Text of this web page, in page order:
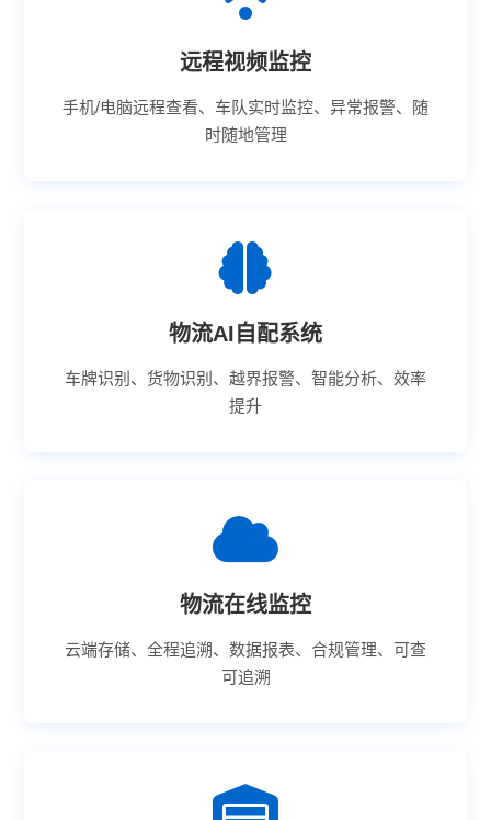
远程视频监控
手机/电脑远程查看、车队实时监控、异常报警、随
时随地管理
物流AI自配系统
车牌识别、货物识别、越界报警、智能分析、效率
提升
物流在线监控
云端存储、全程追溯、数据报表、合规管理、可查
可追溯